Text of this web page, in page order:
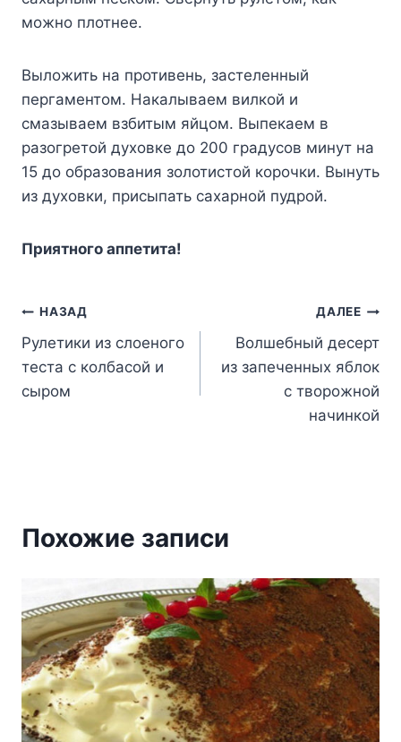
можно плотнее.
Выложить на противень, застеленный
пергаментом. Накалываем вилкой и
смазываем взбитым яйцом. Выпекаем в
разогретой духовке до 200 градусов минут на
15 до образования золотистой корочки. Вынуть
из духовки, присыпать сахарной пудрой.
Приятного аппетита!
Навигация
по
записям
НАЗАД
Рулетики из слоеного
теста с колбасой и
сыром
ДАЛЕЕ
Волшебный десерт
из запеченных яблок
с творожной
начинкой
Похожие записи